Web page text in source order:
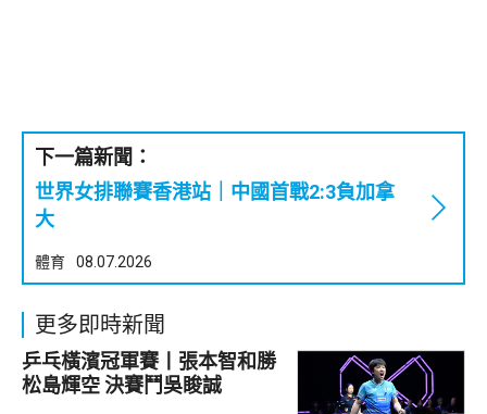
下一篇新聞：
世界女排聯賽香港站｜中國首戰2:3負加拿
大
體育 08.07.2026
更多即時新聞
乒乓橫濱冠軍賽丨張本智和勝
松島輝空 決賽鬥吳睃誠